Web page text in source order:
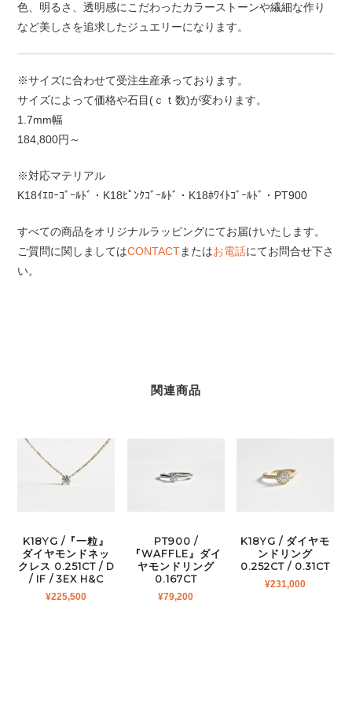
色、明るさ、透明感にこだわったカラーストーンや繊細な作り
など美しさを追求したジュエリーになります。
※サイズに合わせて受注生産承っております。
サイズによって価格や石目(ｃｔ数)が変わります。
1.7mm幅
184,800円～
※対応マテリアル
K18ｲｴﾛｰｺﾞｰﾙﾄﾞ・K18ﾋﾟﾝｸｺﾞｰﾙﾄﾞ・K18ﾎﾜｲﾄｺﾞｰﾙﾄﾞ・PT900
すべての商品をオリジナルラッピングにてお届けいたします。
ご質問に関しましてはCONTACTまたはお電話にてお問合せ下さ
い。
関連商品
K18YG /『一粒』
ダイヤモンドネッ
クレス 0.251CT / D
/ IF / 3EX H&C
¥225,500
PT900 /
『WAFFLE』ダイ
ヤモンドリング
0.167CT
¥79,200
K18YG / ダイヤモ
ンドリング
0.252CT / 0.31CT
¥231,000